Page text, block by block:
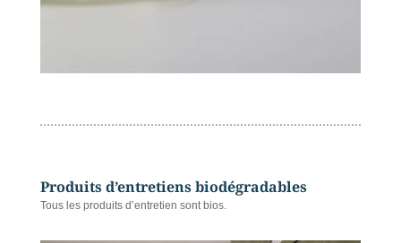
Produits d’entretiens biodégradables
Tous les produits d’entretien sont bios.